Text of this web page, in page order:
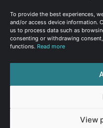
To provide the best experiences,
and/or access device information.
us to process data such as
consenting or withdrawing
functions. Read more
View
Γενική Διεύθυνση
Υπουργείο
Ιστ:
|